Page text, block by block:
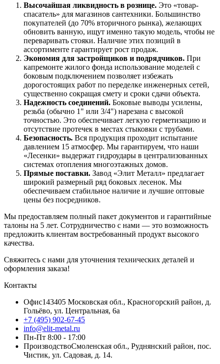
Высочайшая ликвидность в рознице. Это «товар-
спасатель» для магазинов сантехники. Большинство
покупателей (до 70% вторичного рынка), желающих
обновить ванную, ищут именно такую модель, чтобы не
переваривать стояки. Наличие этих позиций в
ассортименте гарантирует рост продаж.
Экономия для застройщиков и подрядчиков. При
капремонте жилого фонда использование моделей с
боковым подключением позволяет избежать
дорогостоящих работ по переделке инженерных сетей,
существенно сокращая смету и сроки сдачи объекта.
Надежность соединений. Боковые выводы усилены,
резьба (обычно 1" или 3/4") нарезана с высокой
точностью. Это обеспечивает легкую герметизацию и
отсутствие протечек в местах стыковки с трубами.
Безопасность. Вся продукция проходит испытание
давлением 15 атмосфер. Мы гарантируем, что наши
«Лесенки» выдержат гидроудары в централизованных
системах отопления многоэтажных домов.
Прямые поставки. Завод «Элит Металл» предлагает
широкий размерный ряд боковых лесенок. Мы
обеспечиваем стабильное наличие и лучшие оптовые
цены без посредников.
Мы предоставляем полный пакет документов и гарантийные
талоны на 5 лет. Сотрудничество с нами — это возможность
предложить клиентам востребованный продукт высокого
качества.
Свяжитесь с нами для уточнения технических деталей и
оформления заказа!
Контакты
Офис143405 Московская обл., Красногорский район, д.
Гольёво, ул. Центральная, 6a
+7 (495) 902-67-45
info@elit-metal.ru
Пн-Пт 8:00 - 17:00
ПроизводствоСмоленская обл., Руднянский район, пос.
Чистик, ул. Садовая, д. 14.